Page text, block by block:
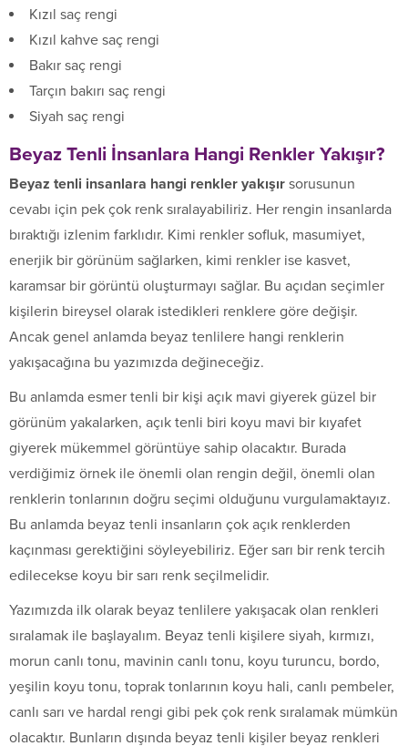
Kızıl saç rengi
Kızıl kahve saç rengi
Bakır saç rengi
Tarçın bakırı saç rengi
Siyah saç rengi
Beyaz Tenli İnsanlara Hangi Renkler Yakışır?
Beyaz tenli insanlara hangi renkler yakışır sorusunun
cevabı için pek çok renk sıralayabiliriz. Her rengin insanlarda
bıraktığı izlenim farklıdır. Kimi renkler sofluk, masumiyet,
enerjik bir görünüm sağlarken, kimi renkler ise kasvet,
karamsar bir görüntü oluşturmayı sağlar. Bu açıdan seçimler
kişilerin bireysel olarak istedikleri renklere göre değişir.
Ancak genel anlamda beyaz tenlilere hangi renklerin
yakışacağına bu yazımızda değineceğiz.
Bu anlamda esmer tenli bir kişi açık mavi giyerek güzel bir
görünüm yakalarken, açık tenli biri koyu mavi bir kıyafet
giyerek mükemmel görüntüye sahip olacaktır. Burada
verdiğimiz örnek ile önemli olan rengin değil, önemli olan
renklerin tonlarının doğru seçimi olduğunu vurgulamaktayız.
Bu anlamda beyaz tenli insanların çok açık renklerden
kaçınması gerektiğini söyleyebiliriz. Eğer sarı bir renk tercih
edilecekse koyu bir sarı renk seçilmelidir.
Yazımızda ilk olarak beyaz tenlilere yakışacak olan renkleri
sıralamak ile başlayalım. Beyaz tenli kişilere siyah, kırmızı,
morun canlı tonu, mavinin canlı tonu, koyu turuncu, bordo,
yeşilin koyu tonu, toprak tonlarının koyu hali, canlı pembeler,
canlı sarı ve hardal rengi gibi pek çok renk sıralamak mümkün
olacaktır. Bunların dışında beyaz tenli kişiler beyaz renkleri